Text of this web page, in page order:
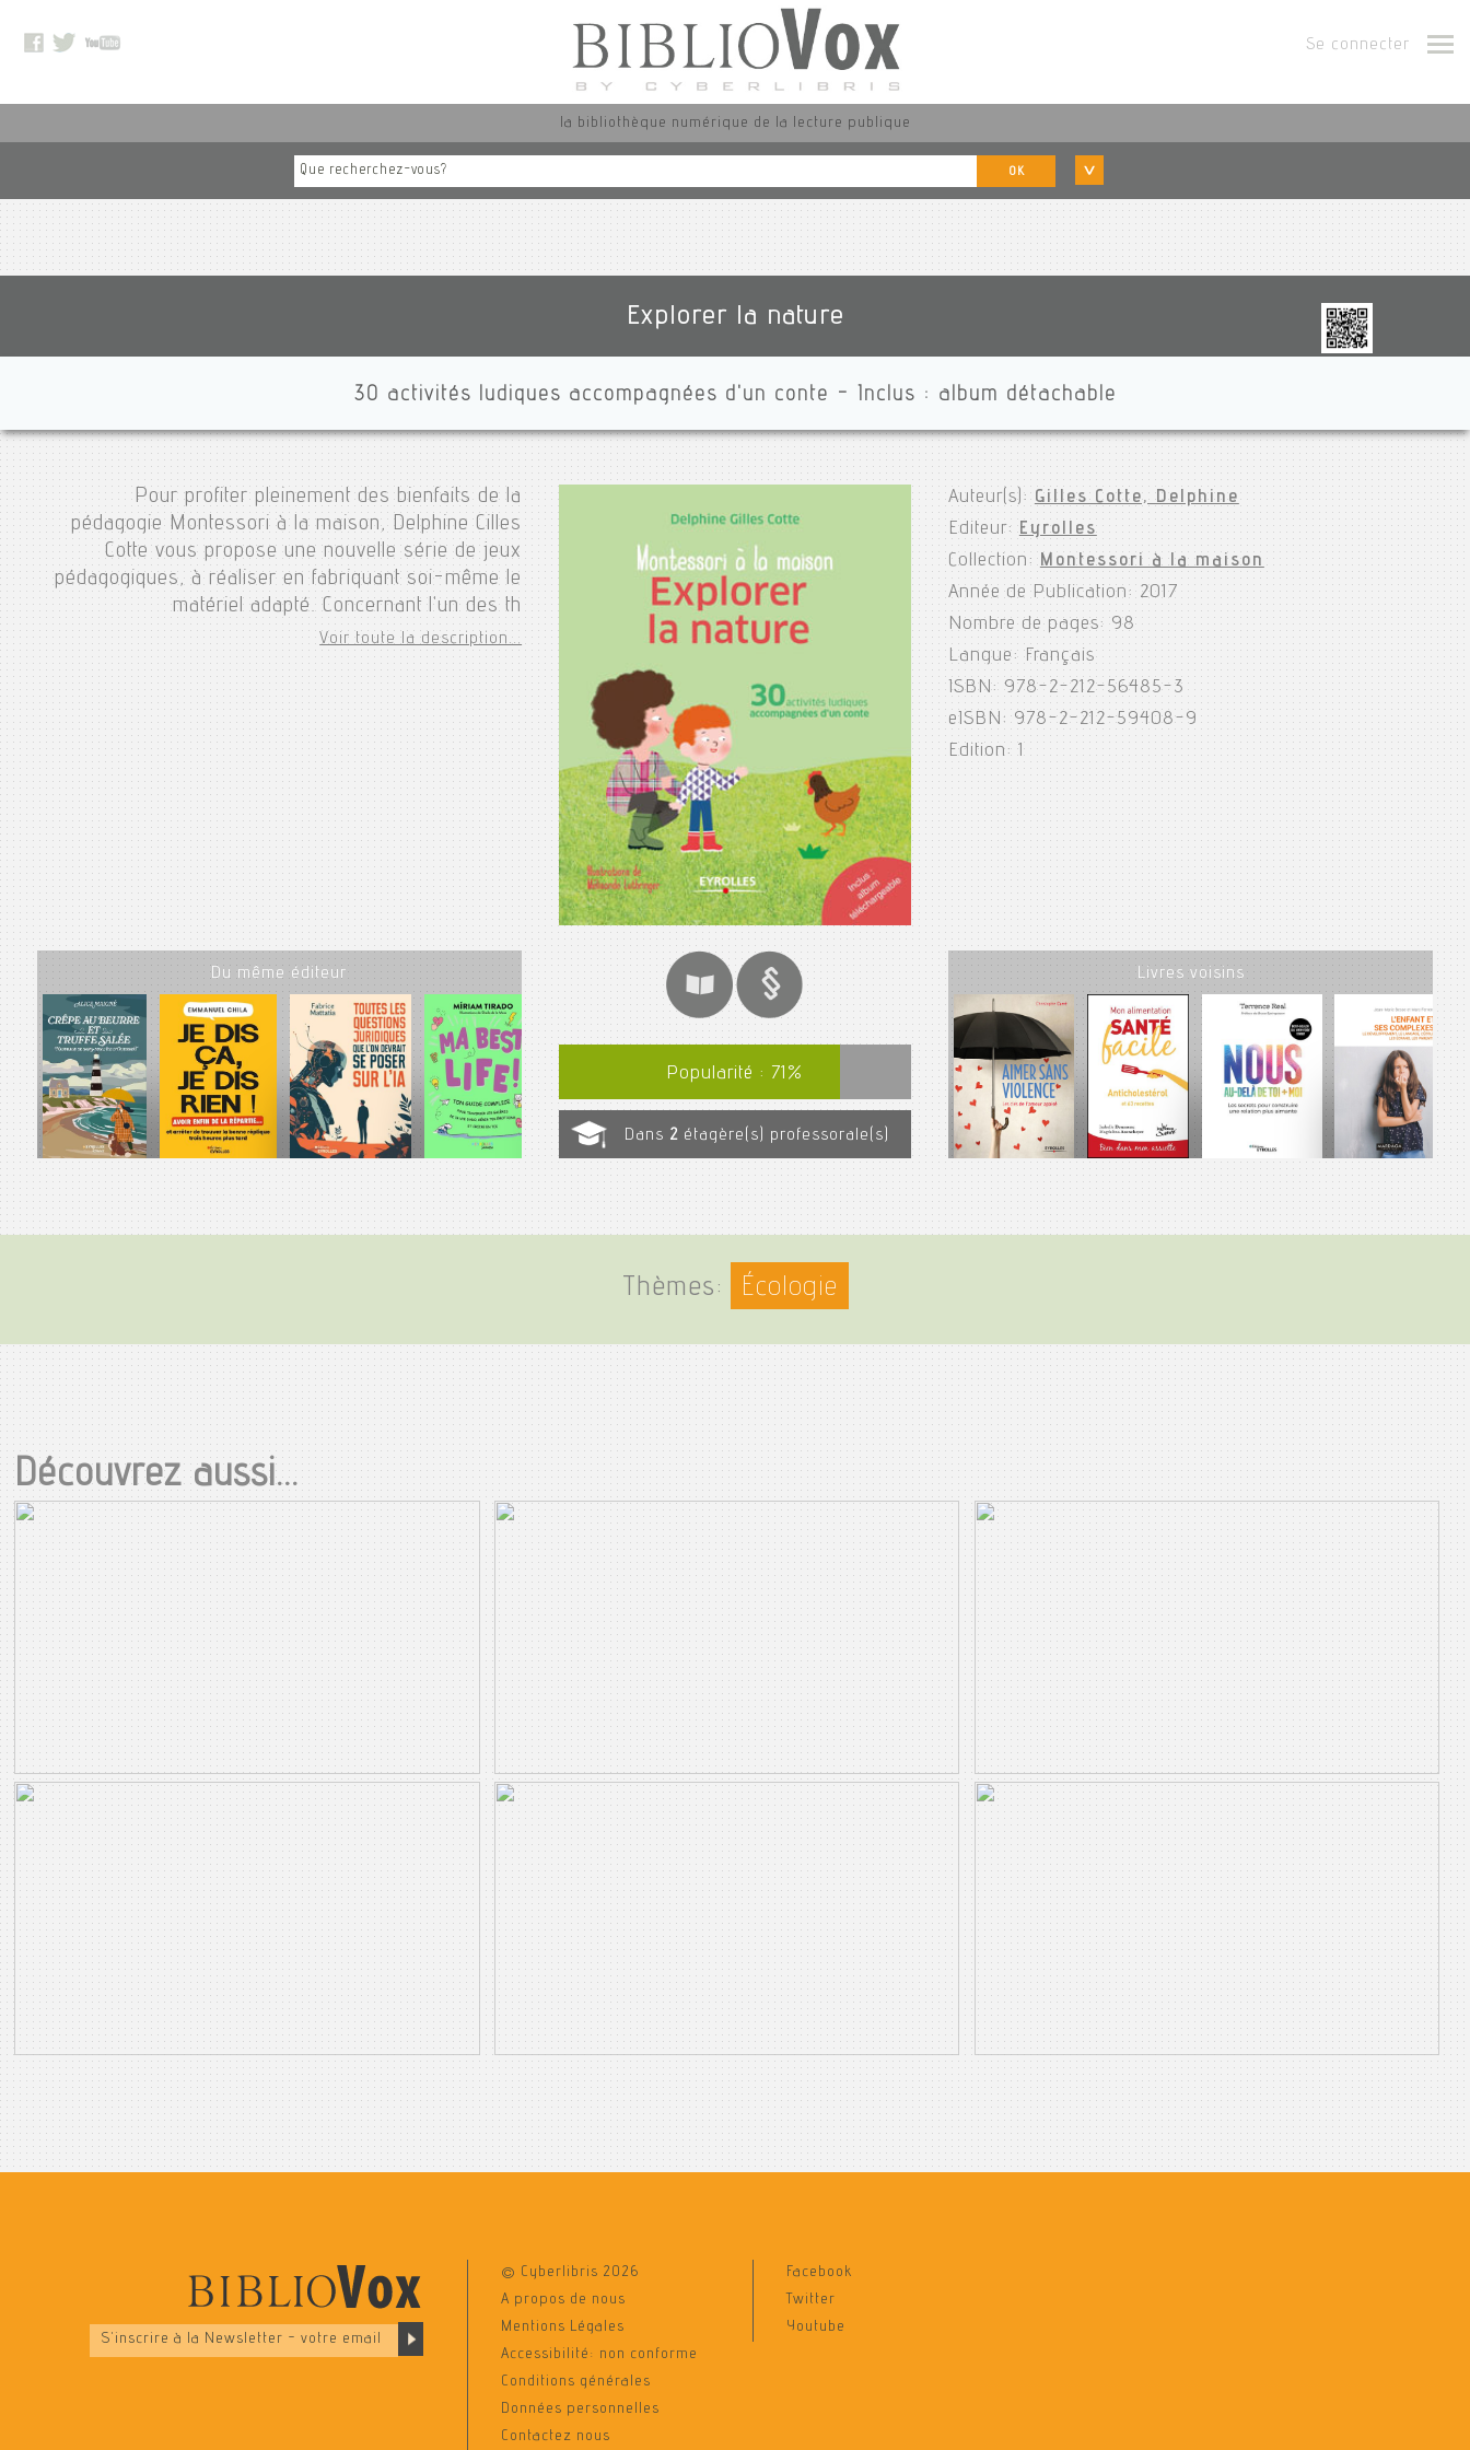
Se connecter
la bibliothèque numérique de la lecture publique
OK
Explorer la nature
30 activités ludiques accompagnées d'un conte - Inclus : album détachable
Pour profiter pleinement des bienfaits de la
pédagogie Montessori à la maison, Delphine Cilles
Cotte vous propose une nouvelle série de jeux
pédagogiques, à réaliser en fabriquant soi-même le
matériel adapté. Concernant l'un des th
Voir toute la description...
Du même éditeur
Popularité : 71 %
Dans 2étagère(s) professorale(s)
Auteur(s): Gilles Cotte, Delphine
Editeur:Eyrolles
Collection:Montessori à la maison
Année de Publication: 2017
Nombre de pages: 98
Langue: Français
ISBN: 978-2-212-56485-3
eISBN: 978-2-212-59408-9
Edition: 1
Livres voisins
Thèmes: Écologie
Découvrez aussi...
© Cyberlibris 2026
A propos de nous
Mentions Légales
Accessibilité: non conforme
Conditions générales
Données personnelles
Contactez nous
Facebook
Twitter
Youtube